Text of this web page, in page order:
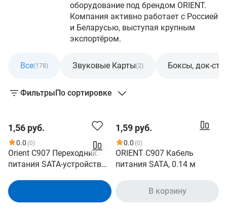
оборудование под брендом ORIENT.
Компания активно работает с Россией
и Беларусью, выступая крупным
экспортёром.
Все(178) Звуковые Карты(2) Боксы, док-
ФильтрыПо сортировке
1,56 руб.
0.0 (0)
Orient C907 Переходник
питания SATA-устройств
1,59 руб.
0.0 (0)
ORIENT C907 Кабель
питания SATA, 0.14 м
В корзину